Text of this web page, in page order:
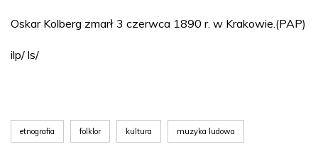
Oskar Kolberg zmarł 3 czerwca 1890 r. w Krakowie.(PAP)
ilp/ ls/
etnografia folklor kultura muzyka ludowa